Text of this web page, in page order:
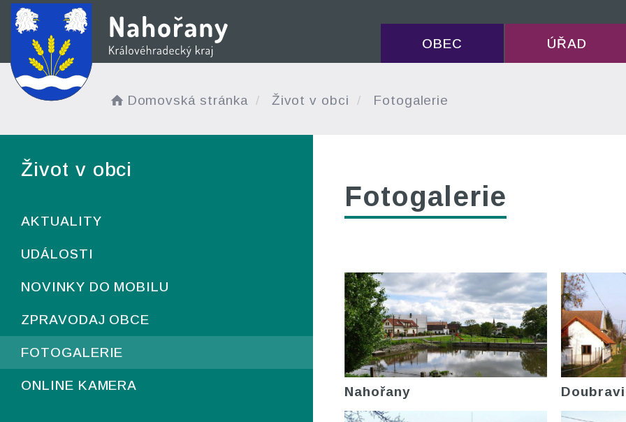
OBEC ÚŘAD
Domovská stránka Život v obci Fotogalerie
Život v obci
AKTUALITY
UDÁLOSTI
NOVINKY DO MOBILU
ZPRAVODAJ OBCE
FOTOGALERIE
ONLINE KAMERA
Fotogalerie
Nahořany